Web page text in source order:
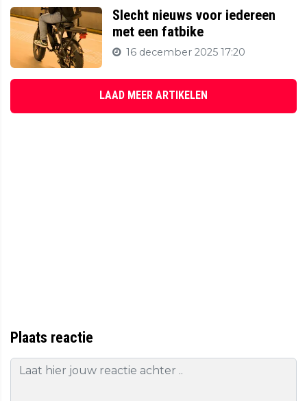
Slecht nieuws voor iedereen
met een fatbike
16 december 2025 17:20
LAAD MEER ARTIKELEN
Plaats reactie